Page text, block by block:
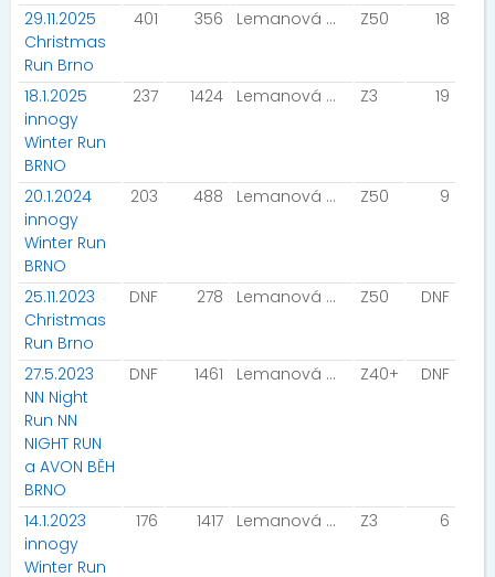
29.11.2025
Christmas
Run Brno
401 356 Lemanová Marie Z50 18
18.1.2025
innogy
Winter Run
BRNO
237 1424 Lemanová Marie Z3 19
20.1.2024
innogy
Winter Run
BRNO
203 488 Lemanová Marie Z50 9
25.11.2023
Christmas
Run Brno
DNF 278 Lemanová Marie Z50 DNF
27.5.2023
NN Night
Run NN
NIGHT RUN
a AVON BĚH
BRNO
DNF 1461 Lemanová Marie Z40+ DNF
14.1.2023
innogy
Winter Run
176 1417 Lemanová Marie Z3 6